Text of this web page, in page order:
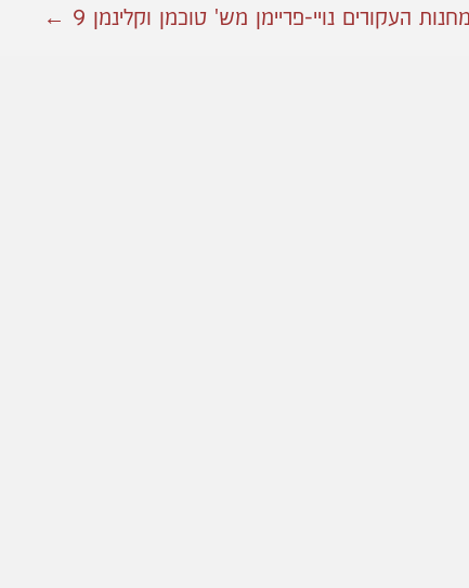
מחנות העקורים נויי-פריימן מש' טוכמן וקלינמן 9 ←